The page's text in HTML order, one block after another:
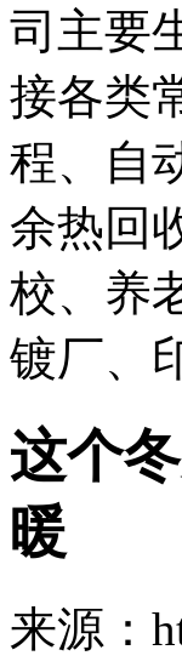
司主要
接各类
程、自
余热回
校、养
镀厂、
这个
暖
来源：